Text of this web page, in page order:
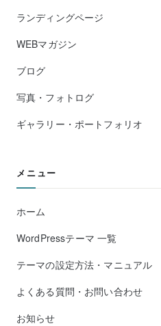
ランディングページ
WEBマガジン
ブログ
写真・フォトログ
ギャラリー・ポートフォリオ
メニュー
ホーム
WordPressテーマ 一覧
テーマの設定方法・マニュアル
よくある質問・お問い合わせ
お知らせ